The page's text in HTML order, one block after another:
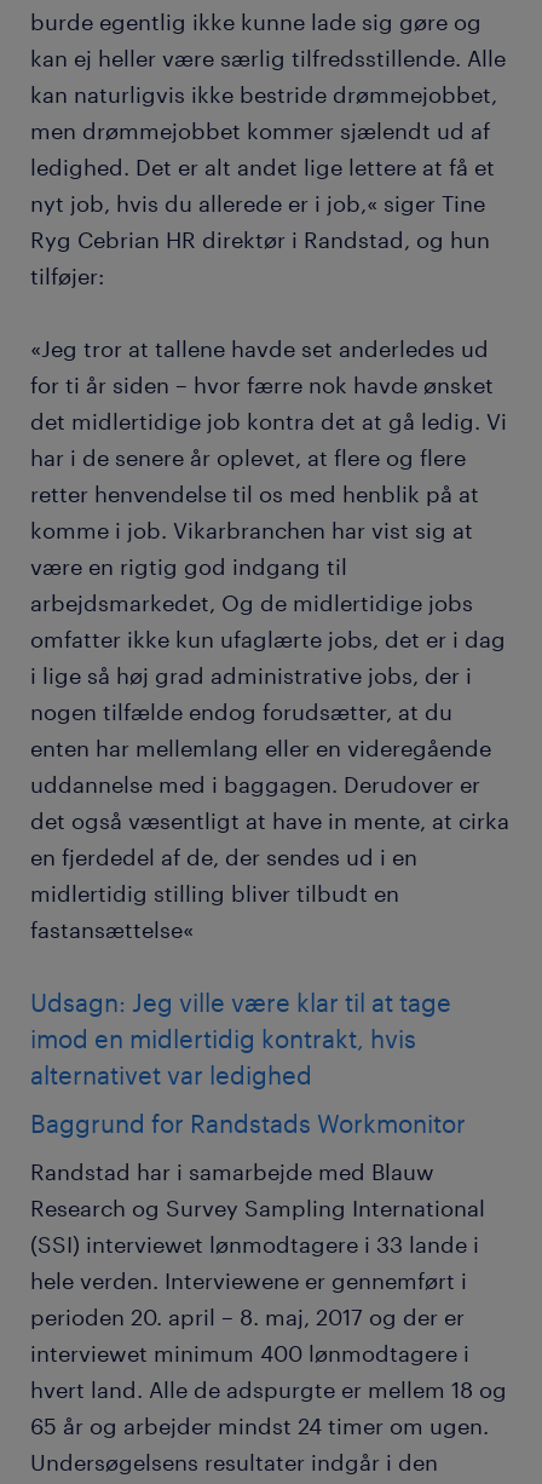
burde egentlig ikke kunne lade sig gøre og
kan ej heller være særlig tilfredsstillende. Alle
kan naturligvis ikke bestride drømmejobbet,
men drømmejobbet kommer sjælendt ud af
ledighed. Det er alt andet lige lettere at få et
nyt job, hvis du allerede er i job,« siger Tine
Ryg Cebrian HR direktør i Randstad, og hun
tilføjer:
«Jeg tror at tallene havde set anderledes ud
for ti år siden – hvor færre nok havde ønsket
det midlertidige job kontra det at gå ledig. Vi
har i de senere år oplevet, at flere og flere
retter henvendelse til os med henblik på at
komme i job. Vikarbranchen har vist sig at
være en rigtig god indgang til
arbejdsmarkedet, Og de midlertidige jobs
omfatter ikke kun ufaglærte jobs, det er i dag
i lige så høj grad administrative jobs, der i
nogen tilfælde endog forudsætter, at du
enten har mellemlang eller en videregående
uddannelse med i baggagen. Derudover er
det også væsentligt at have in mente, at cirka
en fjerdedel af de, der sendes ud i en
midlertidig stilling bliver tilbudt en
fastansættelse«
Udsagn: Jeg ville være klar til at tage
imod en midlertidig kontrakt, hvis
alternativet var ledighed
Baggrund for Randstads Workmonitor
Randstad har i samarbejde med Blauw
Research og Survey Sampling International
(SSI) interviewet lønmodtagere i 33 lande i
hele verden. Interviewene er gennemført i
perioden 20. april – 8. maj, 2017 og der er
interviewet minimum 400 lønmodtagere i
hvert land. Alle de adspurgte er mellem 18 og
65 år og arbejder mindst 24 timer om ugen.
Undersøgelsens resultater indgår i den